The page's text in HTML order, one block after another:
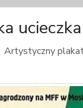
Artystyczny